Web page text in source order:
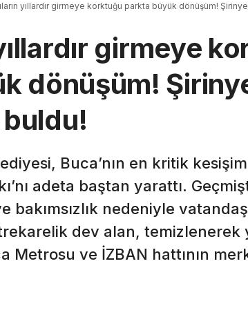
yıllardır girmeye korktuğu parkta büyük dönüşüm!
girmeye
dönüşüm!
Buca’nın en kritik
adeta baştan yarattı.
nedeniyle
dev alan, temizlenerek
Metrosu ve İZBAN hattının